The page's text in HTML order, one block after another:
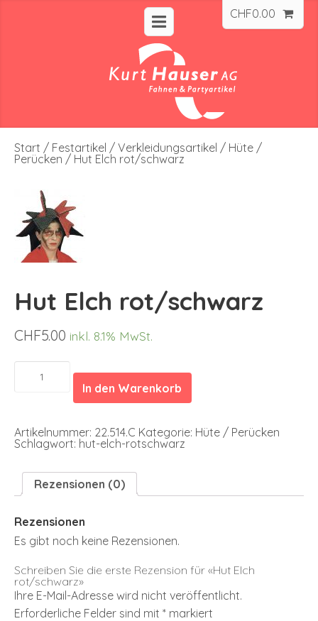
CHF0.00
Start / Festartikel / Verkleidungsartikel / Hüte /
Perücken / Hut Elch rot/schwarz
Hut Elch rot/schwarz
CHF5.00 inkl. 8.1% MwSt.
Hut
rot/schwarz
In den Warenkorb
Artikelnummer: 22.514.C Kategorie: Hüte / Perücken
Schlagwort: hut-elch-rotschwarz
Rezensionen (0)
Rezensionen
Es gibt noch keine Rezensionen.
Schreiben Sie die erste Rezension für «Hut Elch
rot/schwarz»
Ihre E-Mail-Adresse wird nicht veröffentlicht.
Erforderliche Felder sind mit * markiert